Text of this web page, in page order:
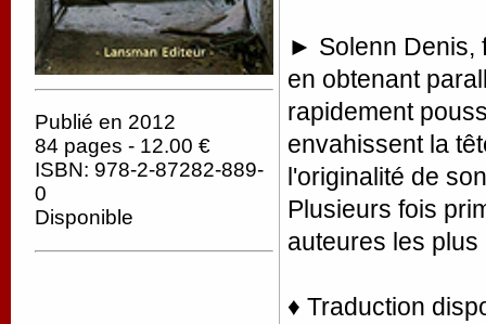
Publié en 2012
84 pages - 12.00 €
ISBN: 978-2-87282-889-
0
Disponible
► Solenn Denis,
en obtenant
rapidement
envahissent la
l'originalité de
Plusieurs fois
auteures les
♦ Traduction